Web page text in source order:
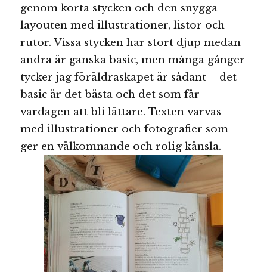
genom korta stycken och den snygga
layouten med illustrationer, listor och
rutor. Vissa stycken har stort djup medan
andra är ganska basic, men många gånger
tycker jag föräldraskapet är sådant – det
basic är det bästa och det som får
vardagen att bli lättare. Texten varvas
med illustrationer och fotografier som
ger en välkomnande och rolig känsla.